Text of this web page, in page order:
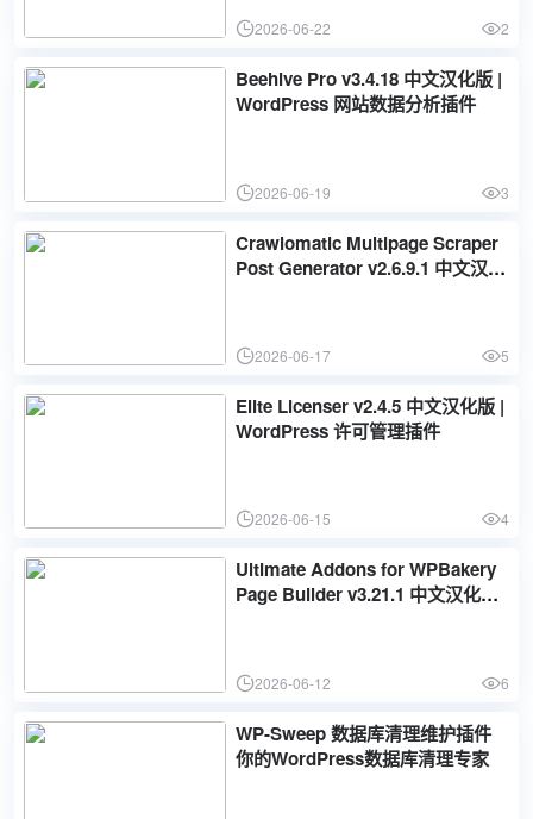
2026-06-22 2
Beehive Pro v3.4.18 中文汉化版 |
WordPress 网站数据分析插件
2026-06-19 3
Crawlomatic Multipage Scraper
Post Generator v2.6.9.1 中文汉化
2026-06-17 5
Elite Licenser v2.4.5 中文汉化版 |
WordPress 许可管理插件
2026-06-15 4
Ultimate Addons for WPBakery
Page Builder v3.21.1 中文汉化版 |
2026-06-12 6
WP-Sweep 数据库清理维护插件
你的WordPress数据库清理专家